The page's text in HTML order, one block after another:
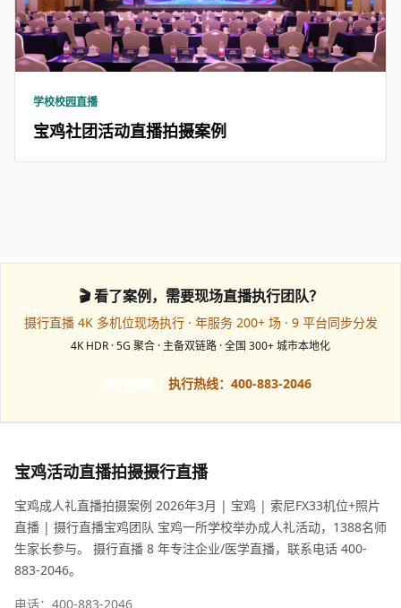
学校校园直播
宝鸡社团活动直播拍摄案例
🎬 看了案例，需要现场直播执行团队？
摄行直播 4K 多机位现场执行 · 年服务 200+ 场 · 9 平台同步分发
4K HDR · 5G 聚合 · 主备双链路 · 全国 300+ 城市本地化
执行热线：400-883-2046
宝鸡活动直播拍摄摄行直播
宝鸡成人礼直播拍摄案例 2026年3月 | 宝鸡 | 索尼FX33机位+照片
直播 | 摄行直播宝鸡团队 宝鸡一所学校举办成人礼活动，1388名师
生家长参与。 摄行直播 8 年专注企业/医学直播，联系电话 400-
883-2046。
电话：400-883-2046